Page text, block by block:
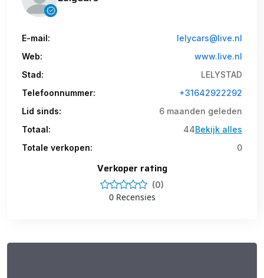
E-mail:
lelycars@live.nl
Web:
www.live.nl
Stad:
LELYSTAD
Telefoonnummer:
+31642922292
Lid sinds:
6 maanden geleden
Totaal:
44Bekijk alles
Totale verkopen:
0
Verkoper rating
(0)
0 Recensies